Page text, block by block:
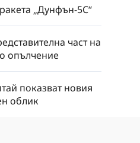
„Дунфън-5C“
част на
опълчение
показват новия
облик